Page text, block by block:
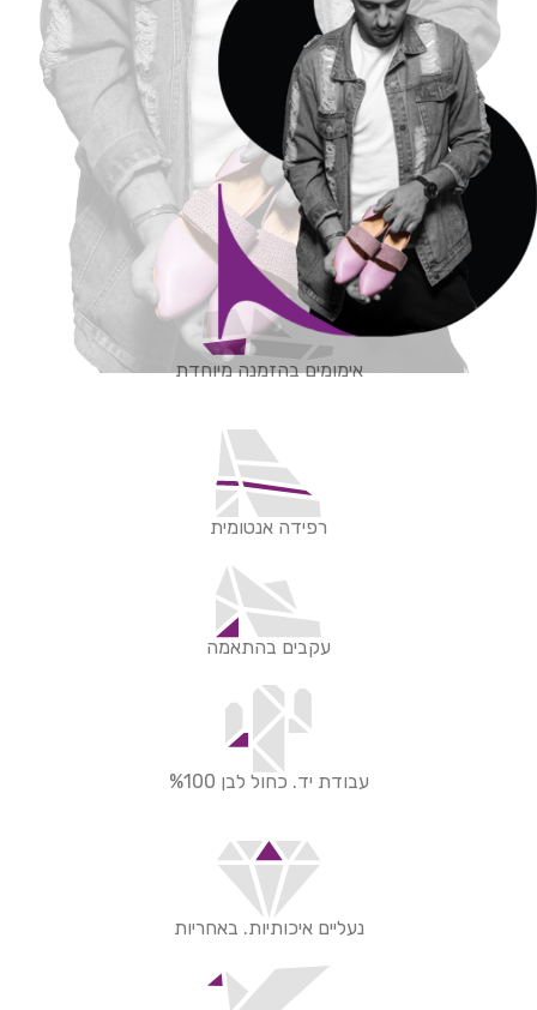
אימומים בהזמנה מיוחדת
רפידה אנטומית
עקבים בהתאמה
עבודת יד. כחול לבן %100
נעליים איכותיות. באחריות